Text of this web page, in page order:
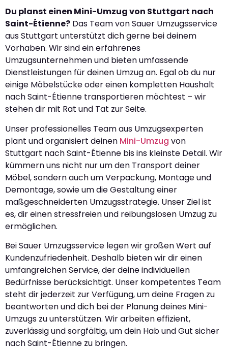
Du planst einen Mini-Umzug von Stuttgart nach
Saint-Étienne? Das Team von Sauer Umzugsservice
aus Stuttgart unterstützt dich gerne bei deinem
Vorhaben. Wir sind ein erfahrenes
Umzugsunternehmen und bieten umfassende
Dienstleistungen für deinen Umzug an. Egal ob du nur
einige Möbelstücke oder einen kompletten Haushalt
nach Saint-Étienne transportieren möchtest – wir
stehen dir mit Rat und Tat zur Seite.
Unser professionelles Team aus Umzugsexperten
plant und organisiert deinen Mini-Umzug von
Stuttgart nach Saint-Étienne bis ins kleinste Detail. Wir
kümmern uns nicht nur um den Transport deiner
Möbel, sondern auch um Verpackung, Montage und
Demontage, sowie um die Gestaltung einer
maßgeschneiderten Umzugsstrategie. Unser Ziel ist
es, dir einen stressfreien und reibungslosen Umzug zu
ermöglichen.
Bei Sauer Umzugsservice legen wir großen Wert auf
Kundenzufriedenheit. Deshalb bieten wir dir einen
umfangreichen Service, der deine individuellen
Bedürfnisse berücksichtigt. Unser kompetentes Team
steht dir jederzeit zur Verfügung, um deine Fragen zu
beantworten und dich bei der Planung deines Mini-
Umzugs zu unterstützen. Wir arbeiten effizient,
zuverlässig und sorgfältig, um dein Hab und Gut sicher
nach Saint-Étienne zu bringen.